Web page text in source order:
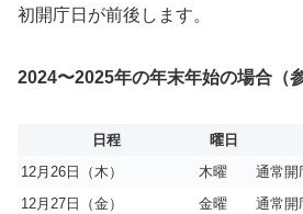
初開庁日が前後します。
2024〜2025年の年末年始の場合（
日程 曜日
12月26日（木）
木曜
通常開
12月27日（金）
金曜
通常開